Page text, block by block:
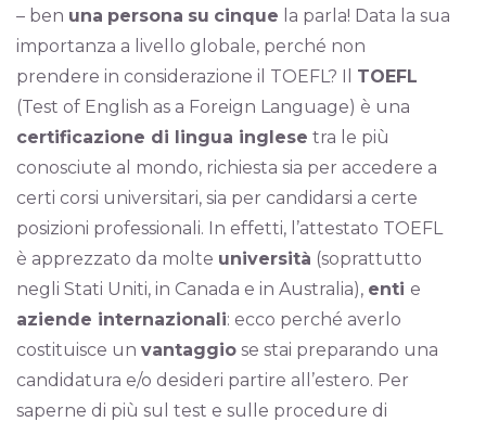
– ben una persona su cinque la parla! Data la sua
importanza a livello globale, perché non
prendere in considerazione il TOEFL? Il TOEFL
(Test of English as a Foreign Language) è una
certificazione di lingua inglese tra le più
conosciute al mondo, richiesta sia per accedere a
certi corsi universitari, sia per candidarsi a certe
posizioni professionali. In effetti, l’attestato TOEFL
è apprezzato da molte università (soprattutto
negli Stati Uniti, in Canada e in Australia), enti e
aziende internazionali: ecco perché averlo
costituisce un vantaggiose stai preparando una
candidatura e/o desideri partire all’estero. Per
saperne di più sul test e sulle procedure di